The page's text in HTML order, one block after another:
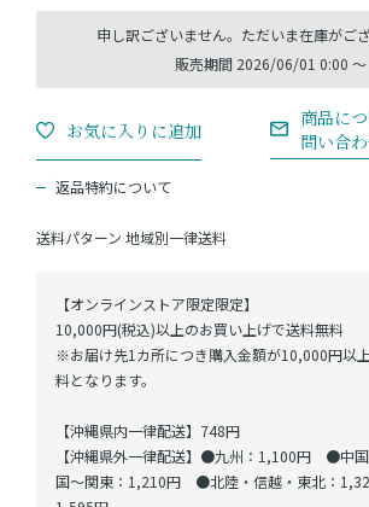
送料パターン 地域別一律送料
販売期間 2026/06/01 0:00 〜
返品特約について
【オンラインストア限定限定】
10,000円(税込)以上のお買い上げで送料無料
※お届け先1カ所につき購入金額が10,000円以
料となります。
【沖縄県内一律配送】748円
【沖縄県外一律配送】●九州：1,100円 ●中
国～関東：1,210円 ●北陸・信越・東北：